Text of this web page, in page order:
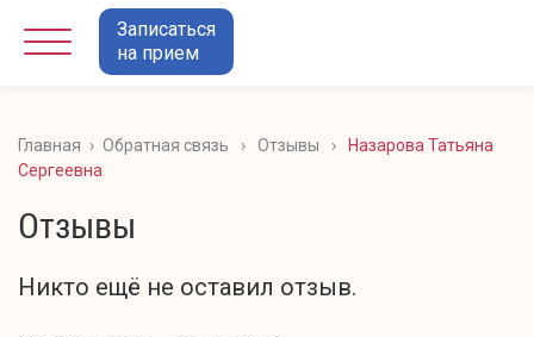
Записаться
на прием
Главная › Обратная связь › Отзывы ›
Назарова Татьяна
Сергеевна
Отзывы
Никто ещё не оставил отзыв.